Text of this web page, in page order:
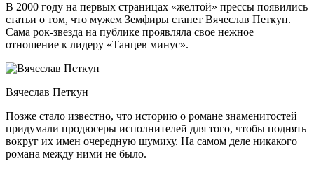
В 2000 году на первых страницах «желтой» прессы появились
статьи о том, что мужем Земфиры станет Вячеслав Петкун.
Сама рок-звезда на публике проявляла свое нежное
отношение к лидеру «Танцев минус».
Вячеслав Петкун
Позже стало известно, что историю о романе знаменитостей
придумали продюсеры исполнителей для того, чтобы поднять
вокруг их имен очередную шумиху. На самом деле никакого
романа между ними не было.